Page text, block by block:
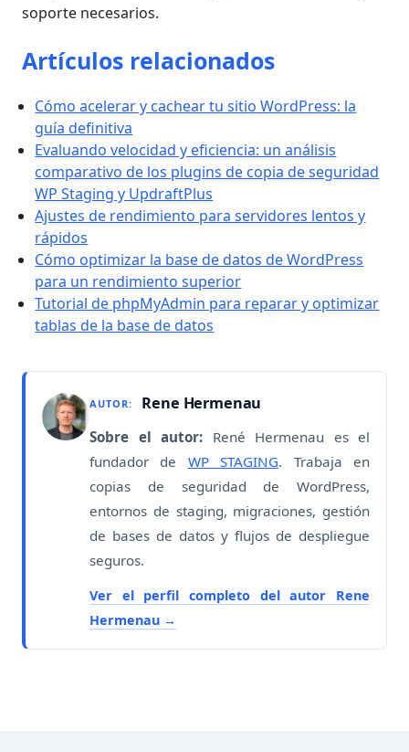
soporte necesarios.
Artículos relacionados
Cómo acelerar y cachear tu sitio WordPress: la
guía definitiva
Evaluando velocidad y eficiencia: un análisis
comparativo de los plugins de copia de seguridad
WP Staging y UpdraftPlus
Ajustes de rendimiento para servidores lentos y
rápidos
Cómo optimizar la base de datos de WordPress
para un rendimiento superior
Tutorial de phpMyAdmin para reparar y optimizar
tablas de la base de datos
AUTOR: Rene Hermenau
Sobre el autor: René Hermenau es el
fundador de WP STAGING. Trabaja en
copias de seguridad de WordPress,
entornos de staging, migraciones, gestión
de bases de datos y flujos de despliegue
seguros.
Ver el perfil completo del autor Rene
Hermenau